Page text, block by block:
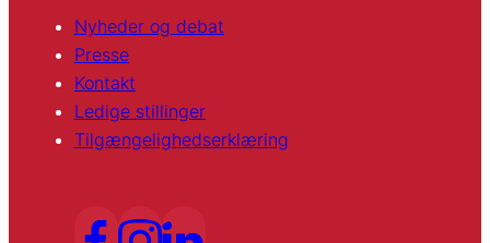
Nyheder og debat
Presse
Kontakt
Ledige stillinger
Tilgængelighedserklæring